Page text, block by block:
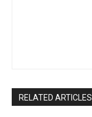
RELATED ARTICLES